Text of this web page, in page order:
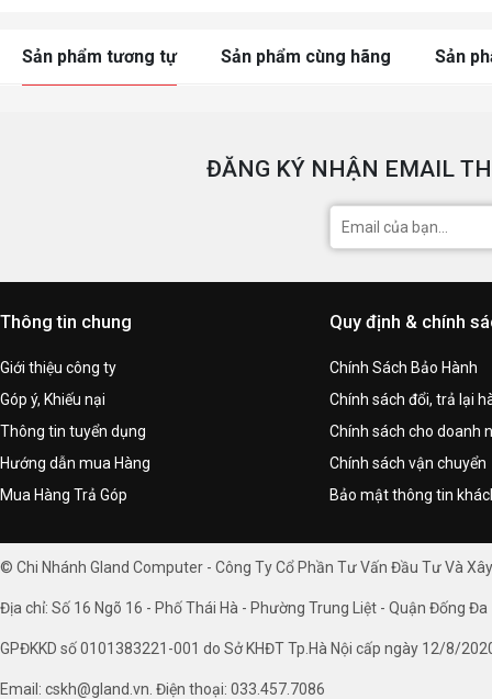
Sản phẩm tương tự Sản phẩm cùng hãng Sản
ĐĂNG KÝ NHẬN EMAIL
Thông tin chung
Giới thiệu công ty
Góp ý, Khiếu nại
Thông tin tuyển dụng
Hướng dẫn mua Hàng
Mua Hàng Trả Góp
Quy định & chính
Chính Sách Bảo Hành
Chính sách đổi, trả lại
Chính sách cho doanh
Chính sách vận chuyển
Bảo mật thông tin
© Chi Nhánh Gland Computer - Công Ty Cổ Phần Tư Vấn Đầu Tư Và
Địa chỉ: Số 16 Ngõ 16 - Phố Thái Hà - Phường Trung Liệt - Quận Đống Đa
GPĐKKD số 0101383221-001 do Sở KHĐT Tp.Hà Nội cấp ngày 12/8/
Email: cskh@gland.vn. Điện thoại: 033.457.7086